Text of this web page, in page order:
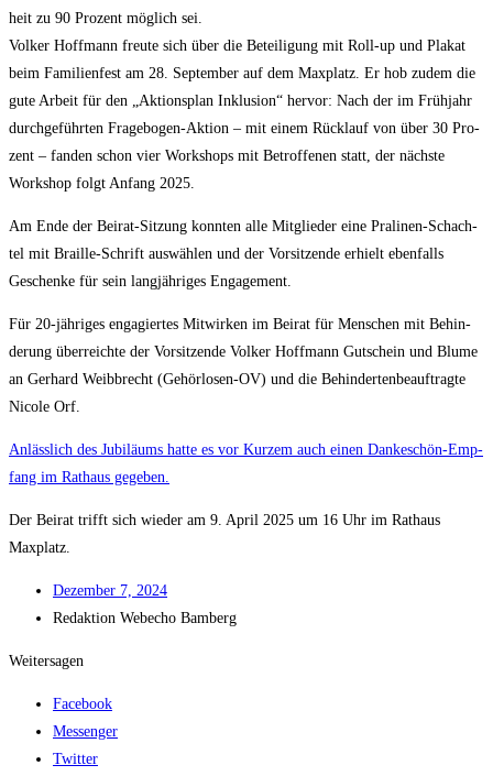
heit zu 90 Pro­zent mög­lich sei.
Vol­ker Hoff­mann freu­te sich über die Betei­li­gung mit Roll-up und Pla­kat
beim Fami­li­en­fest am 28. Sep­tem­ber auf dem Max­platz. Er hob zudem die
gute Arbeit für den „Akti­ons­plan Inklu­si­on“ her­vor: Nach der im Früh­jahr
durch­ge­führ­ten Fra­ge­bo­gen-Akti­on – mit einem Rück­lauf von über 30 Pro­
zent – fan­den schon vier Work­shops mit Betrof­fe­nen statt, der nächs­te
Work­shop folgt Anfang 2025.
Am Ende der Bei­rat-Sit­zung konn­ten alle Mit­glie­der eine Pra­li­nen-Schach­
tel mit Braille-Schrift aus­wäh­len und der Vor­sit­zen­de erhielt eben­falls
Geschen­ke für sein lang­jäh­ri­ges Engagement.
Für 20-jäh­ri­ges enga­gier­tes Mit­wir­ken im Bei­rat für Men­schen mit Behin­
de­rung über­reich­te der Vor­sit­zen­de Vol­ker Hoff­mann Gut­schein und Blu­me
an Ger­hard Weib­brecht (Gehör­lo­sen-OV) und die Behin­der­ten­be­auf­trag­te
Nico­le Orf.
Anläss­lich des Jubi­lä­ums hat­te es vor Kur­zem auch einen Dan­ke­schön-Emp­
fang im Rat­haus gegeben.
Der Bei­rat trifft sich wie­der am 9. April 2025 um 16 Uhr im Rat­haus
Maxplatz.
Dezem­ber 7, 2024
Redak­ti­on Web­echo Bamberg
Weitersagen
Facebook
Messenger
Twitter